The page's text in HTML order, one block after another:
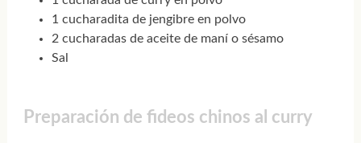
1 cucharadita de jengibre en polvo
2 cucharadas de aceite de maní o sésamo
Sal
Preparación de fideos chinos al curry